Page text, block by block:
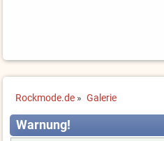
Rockmode.de » Galerie
Warnung!